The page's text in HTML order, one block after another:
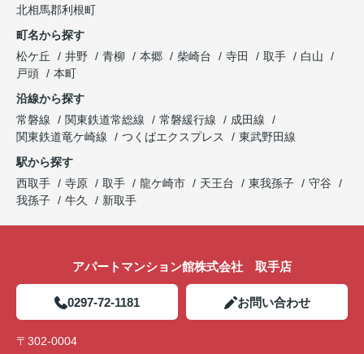
北相馬郡利根町
町名から探す
松ケ丘
井野 青柳 本郷 柴崎台 寺田 取手
白山
戸頭
本町
沿線から探す
常磐線
関東鉄道常総線 常磐緩行線
成田線
関東鉄道竜ケ崎線
つくばエクスプレス
東武野田線
駅から探す
西取手
寺原 取手 龍ケ崎市 天王台 東我孫子
守谷
我孫子
牛久 新取手
アパートマンション館株式会社 取手店
0297-72-1181 お問い合わせ
〒302-0004